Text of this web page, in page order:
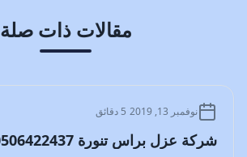
مقالات ذات صلة
المدونة
نوفمبر 13, 2019 5 دقائق
شركة عزل براس تنورة 0506422437